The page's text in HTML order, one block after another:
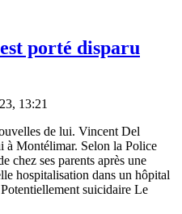
porté disparu
13:21
de lui. Vincent Del
à Montélimar. Selon la Police
chez ses parents après une
hospitalisation dans un hôpital
suicidaire Le